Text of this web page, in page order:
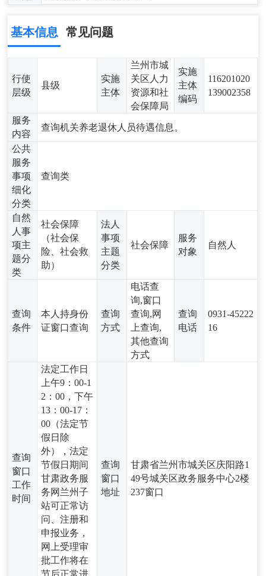
基本信息 常见问题
行使
层级
县级
实施
主体
兰州市城
关区人力
资源和社
会保障局
实施
主体
编码
116201020
139002358
服务
内容
查询机关养老退休人员待遇信息。
公共
服务
事项
细化
分类
查询类
自然
人事
项主
题分
类
社会保障
（社会保
险、社会救
助）
法人
事项
主题
分类
社会保障
服务
对象
自然人
查询
条件
本人持身份
证窗口查询
查询
方式
电话查
询,窗口
查询,网
上查询,
其他查询
方式
查询
电话
0931-45222
16
查询
窗口
工作
时间
法定工作日
上午9：00-1
2：00，下午
13：00-17：
00（法定节
假日除
外），法定
节假日期间
甘肃政务服
务网兰州子
站可正常访
问、注册和
申报业务，
网上受理审
批工作将在
查询
窗口
地址
甘肃省兰州市城关区庆阳路1
49号城关区政务服务中心2楼
237窗口